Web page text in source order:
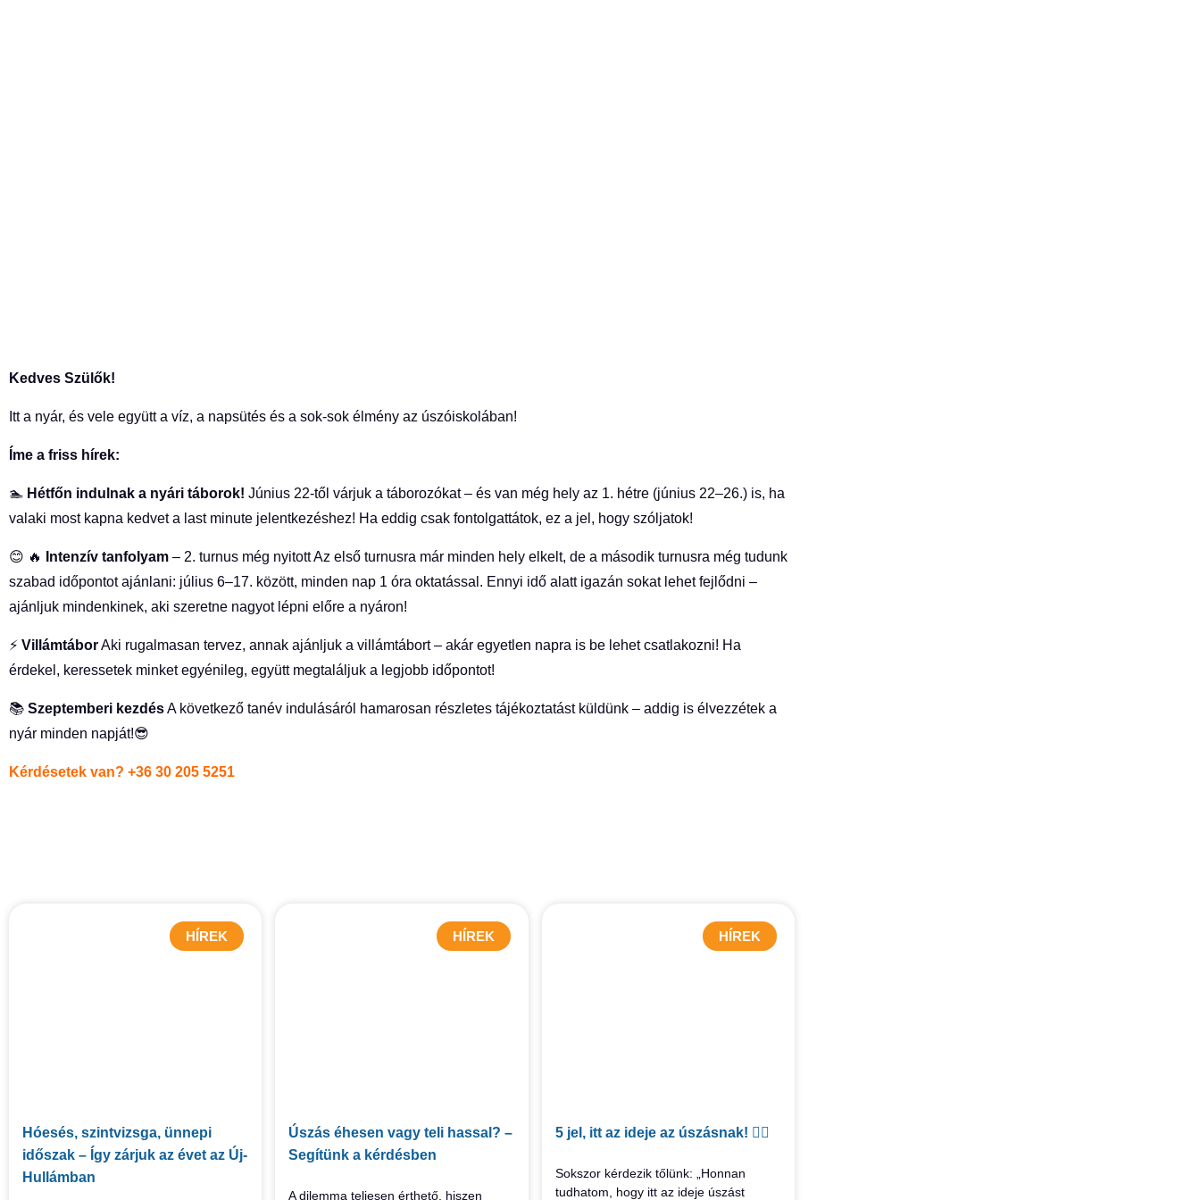
Kedves Szülők!
Itt a nyár, és vele együtt a víz, a napsütés és a sok-sok élmény az úszóiskolában!
Íme a friss hírek:
🏊 Hétfőn indulnak a nyári táborok! Június 22-től várjuk a táborozókat – és van még hely az 1. hétre (június 22–26.) is, ha
valaki most kapna kedvet a last minute jelentkezéshez! Ha eddig csak fontolgattátok, ez a jel, hogy szóljatok!
😊 🔥 Intenzív tanfolyam – 2. turnus még nyitott Az első turnusra már minden hely elkelt, de a második turnusra még tudunk
szabad időpontot ajánlani: július 6–17. között, minden nap 1 óra oktatással. Ennyi idő alatt igazán sokat lehet fejlődni –
ajánljuk mindenkinek, aki szeretne nagyot lépni előre a nyáron!
⚡ VillámtáborAki rugalmasan tervez, annak ajánljuk a villámtábort – akár egyetlen napra is be lehet csatlakozni! Ha
érdekel, keressetek minket egyénileg, együtt megtaláljuk a legjobb időpontot!
📚 Szeptemberi kezdésA következő tanév indulásáról hamarosan részletes tájékoztatást küldünk – addig is élvezzétek a
nyár minden napját!😎
Kérdésetek van? +36 30 205 5251
HÍREK
Hóesés, szintvizsga, ünnepi
időszak – Így zárjuk az évet az Új-
Hullámban
HÍREK
Úszás éhesen vagy teli hassal? –
Segítünk a kérdésben
A dilemma teljesen érthető, hiszen
HÍREK
5 jel, itt az ideje az úszásnak! 🏊‍♀️
Sokszor kérdezik tőlünk: „Honnan
tudhatom, hogy itt az ideje úszást